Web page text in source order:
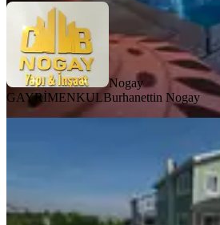
Nogay
GAYRİMENKULBurhanettin Nogay
Silivri Kavaklı
Müstakil Villa
Silivri, Kavaklı
3+1·215 m²